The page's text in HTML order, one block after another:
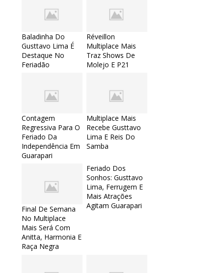
Baladinha Do
Gusttavo Lima É
Destaque No
Feriadão
Réveillon
Multiplace Mais
Traz Shows De
Molejo E P21
Contagem
Regressiva Para O
Feriado Da
Independência Em
Guarapari
Multiplace Mais
Recebe Gusttavo
Lima E Reis Do
Samba
Final De Semana
No Multiplace
Mais Será Com
Anitta, Harmonia E
Raça Negra
Feriado Dos
Sonhos: Gusttavo
Lima, Ferrugem E
Mais Atrações
Agitam Guarapari